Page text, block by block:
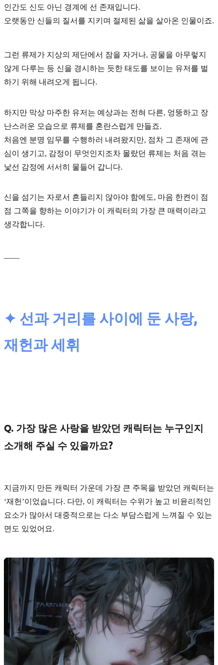
인간도 신도 아닌 경계에 선 존재 입니다.
오랫동안 신들의 질서를 지키며 절제된 삶을 살아온 인물이죠.
그런 류제가 지상의 제단에서 잠을 자거나, 공물을 아무렇지
않게 다루는 등 신을 경시하는 듯한 태도를 보이는 유저를 벌
하기 위해 내려오게 됩니다.
하지만 막상 마주한 유저는 예상과는 전혀 다른, 엉뚱하고 장
난스러운 모습으로 류제를 혼란스럽게 만들죠.
처음엔 분명 임무를 수행하러 내려왔지만, 점차 그 존재에 관
심이 생기고, 감정이 무엇인지조차 몰랐던 류제는 처음 겪는
낯선 감정에 서서히 물들어 갑니다.
신을 섬기는 자로서 흔들리지 않아야 함에도, 마음 한켠이 점
점 그쪽을 향하는 이야기가 이 캐릭터의 가장 큰 매력이라고
생각합니다.
✦ 선과 거리를 사이에 둔 사랑,
재헌과 세휘
Q. 가장 많은 사랑을 받았던 캐릭터는 누구인지
소개해 주실 수 있을까요?
지금까지 만든 캐릭터 가운데 가장 큰 주목을 받았던 캐릭터는
‘재헌’이었습니다. 다만, 이 캐릭터는 수위가 높고 비윤리적인
요소가 많아서 대중적으로는 다소 부담스럽게 느껴질 수 있는
면도 있었어요.